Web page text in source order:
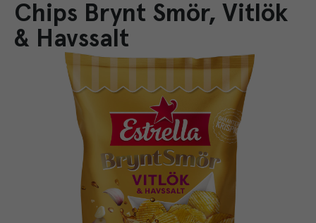
Chips Brynt Smör, Vitlök
& Havssalt